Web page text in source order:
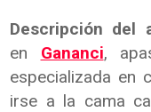
Descripción del
en Gananci,
especializada en
irse a la cama